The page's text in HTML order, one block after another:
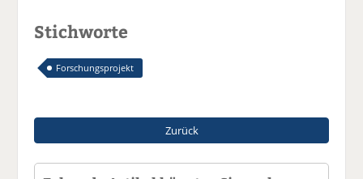
Stichworte
Forschungsprojekt
Zurück